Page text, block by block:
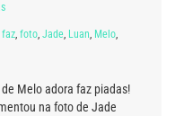
faz, foto, Jade, Luan, Melo,
Melo adora faz piadas!
na foto de Jade